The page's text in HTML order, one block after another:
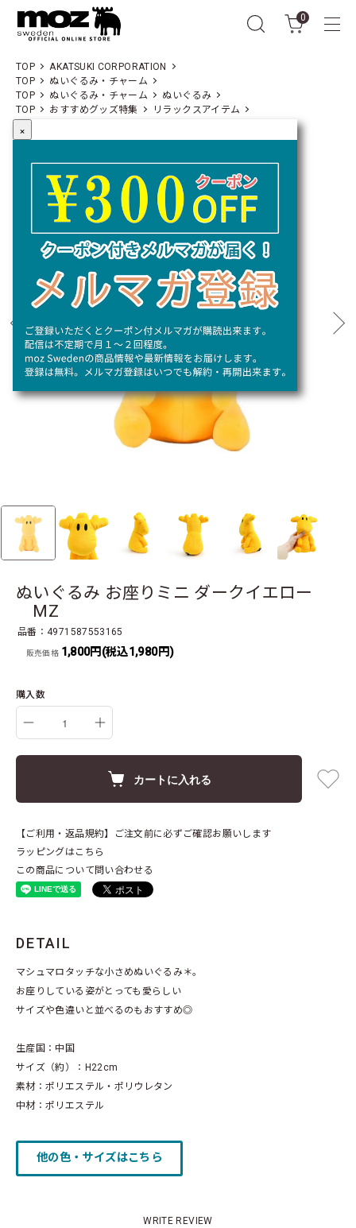
0
TOP
AKATSUKI CORPORATION
TOP
ぬいぐるみ・チャーム
TOP
ぬいぐるみ・チャーム
ぬいぐるみ
TOP
おすすめグッズ特集 リラックスアイテム
ぬいぐるみ お座りミニ ダークイエロー
MZ
品番：4971587553165
販売価格 1,800円(税込1,980円)
購入数
カートに入れる
【ご利用・返品規約】ご注文前に必ずご確認お願いします
ラッピングはこちら
この商品について問い合わせる
DETAIL
マシュマロタッチな小さめぬいぐるみ＊。
お座りしている姿がとっても愛らしい
サイズや色違いと並べるのもおすすめ◎
生産国：中国
サイズ（約）：H22cm
素材：ポリエステル・ポリウレタン
中材：ポリエステル
他の色・サイズはこちら
WRITE REVIEW
×